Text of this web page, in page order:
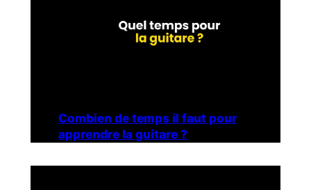
Combien de temps il faut pour
apprendre la guitare ?